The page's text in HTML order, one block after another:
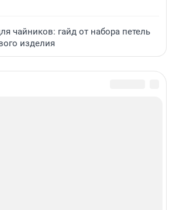
чайников: гайд от набора петель
изделия